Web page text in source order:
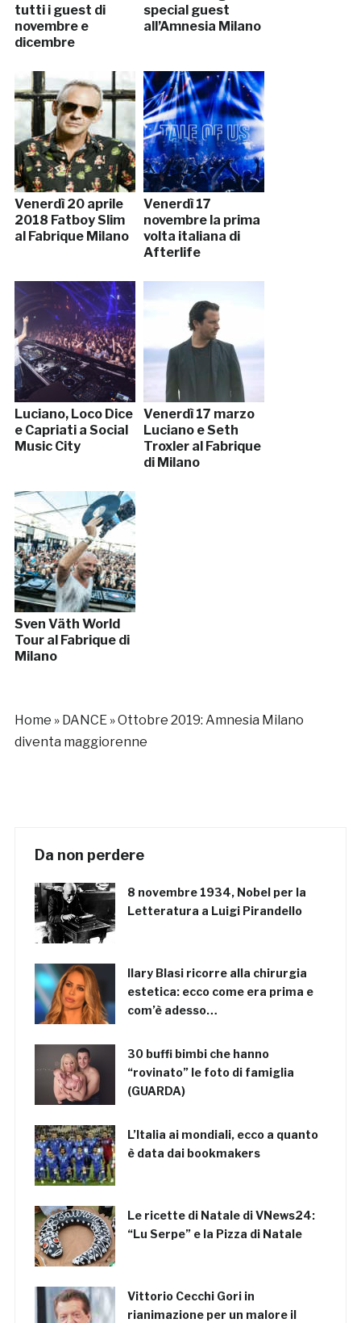
tutti i guest di
novembre e
dicembre
special guest
all’Amnesia Milano
Venerdì 20 aprile
2018 Fatboy Slim
al Fabrique Milano
Venerdì 17
novembre la prima
volta italiana di
Afterlife
Luciano, Loco Dice
e Capriati a Social
Music City
Venerdì 17 marzo
Luciano e Seth
Troxler al Fabrique
di Milano
Sven Väth World
Tour al Fabrique di
Milano
Home » DANCE»Ottobre 2019: Amnesia Milano
diventa maggiorenne
Da non perdere
8 novembre 1934, Nobel per la
Letteratura a Luigi Pirandello
Ilary Blasi ricorre alla chirurgia
estetica: ecco come era prima e
com’è adesso…
30 buffi bimbi che hanno
“rovinato” le foto di famiglia
(GUARDA)
L’Italia ai mondiali, ecco a quanto
è data dai bookmakers
Le ricette di Natale di VNews24:
“Lu Serpe” e la Pizza di Natale
Vittorio Cecchi Gori in
rianimazione per un malore il